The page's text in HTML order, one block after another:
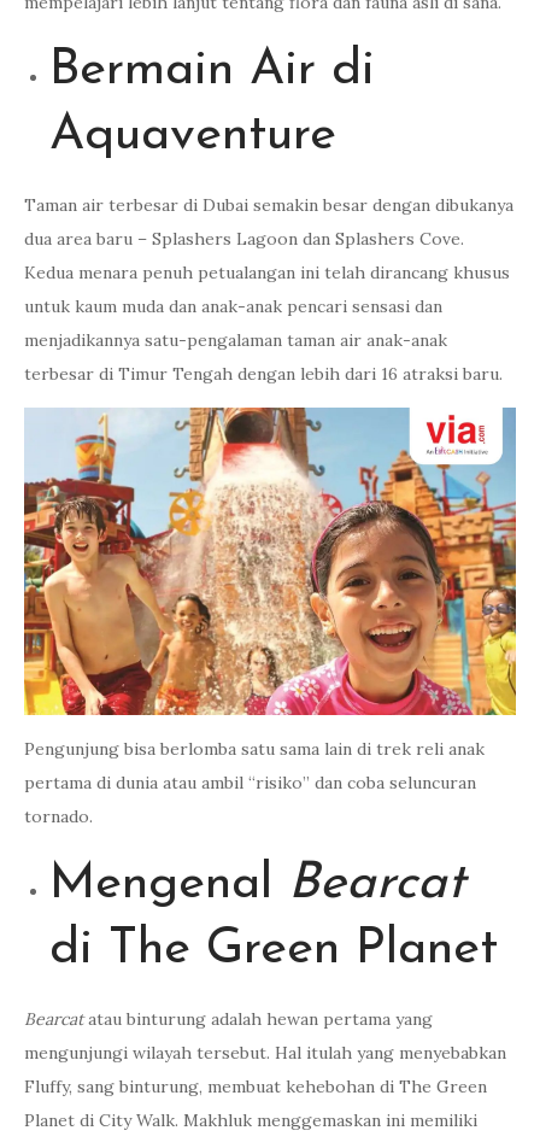
Bermain Air di
Aquaventure
Taman air terbesar di Dubai semakin besar dengan dibukanya
dua area baru – Splashers Lagoon dan Splashers Cove.
Kedua menara penuh petualangan ini telah dirancang khusus
untuk kaum muda dan anak-anak pencari sensasi dan
menjadikannya satu-pengalaman taman air anak-anak
terbesar di Timur Tengah dengan lebih dari 16 atraksi baru.
Pengunjung bisa berlomba satu sama lain di trek reli anak
pertama di dunia atau ambil “risiko” dan coba seluncuran
tornado.
Mengenal Bearcat
di The Green Planet
Bearcatatau binturung adalah hewan pertama yang
mengunjungi wilayah tersebut. Hal itulah yang menyebabkan
Fluffy, sang binturung, membuat kehebohan di The Green
Planet di City Walk. Makhluk menggemaskan ini memiliki